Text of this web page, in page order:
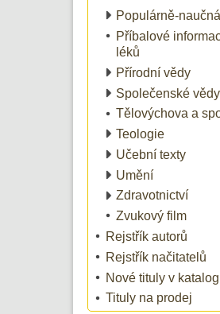
Populárně-naučná
Příbalové
léků
Přírodní vědy
Společenské vědy
Tělovýchova a
Teologie
Učební texty
Umění
Zdravotnictví
Zvukový film
Rejstřík autorů
Rejstřík načitatelů
Nové tituly v
Tituly na prodej